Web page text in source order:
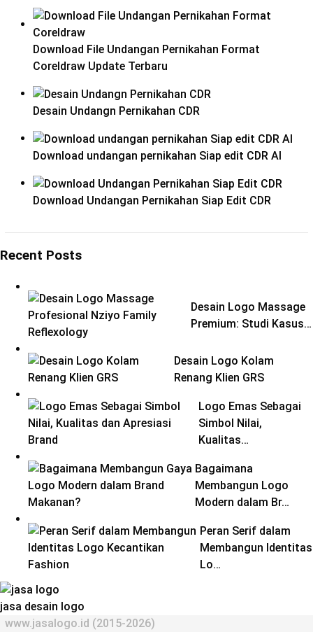
Download File Undangan Pernikahan Format
Coreldraw Update Terbaru
Desain Undangn Pernikahan CDR
Download undangan pernikahan Siap edit CDR AI
Download Undangan Pernikahan Siap Edit CDR
Recent Posts
Desain Logo Massage
Premium: Studi Kasus…
Desain Logo Kolam
Renang Klien GRS
Logo Emas Sebagai
Simbol Nilai,
Kualitas…
Bagaimana
Membangun Logo
Modern dalam Br…
Peran Serif dalam
Membangun Identitas
Lo…
jasa desain logo
www.jasalogo.id (2015-2026)